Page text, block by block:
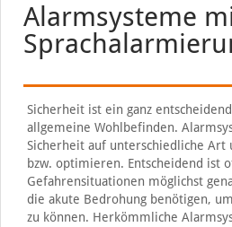
Alarmsysteme
Sicherheit ist ein ganz
allgemeine Wohlbefinden.
Sicherheit auf unterschiedliche Art
bzw. optimieren. Entscheidend ist
Gefahrensituationen möglichst
die akute Bedrohung benötigen,
zu können. Herkömmliche